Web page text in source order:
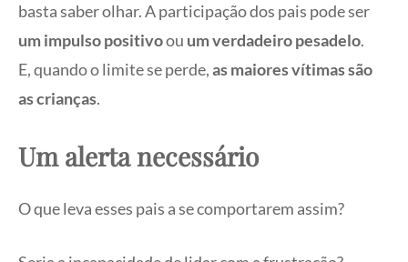
basta saber olhar. A participação dos pais pode ser
um impulso positivoou um verdadeiro pesadelo.
E, quando o limite se perde,as maiores vítimas são
as crianças.
Um alerta necessário
O que leva esses pais a se comportarem assim?